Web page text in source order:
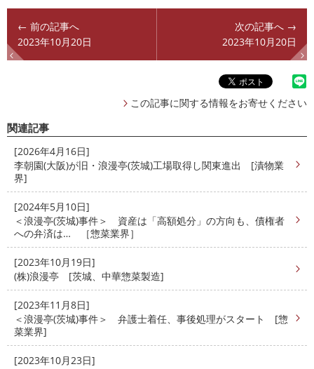
← 前の記事へ
2023年10月20日
次の記事へ →
2023年10月20日
この記事に関する情報をお寄せください
関連記事
[2026年4月16日]
李朝園(大阪)が旧・浪漫亭(茨城)工場取得し関東進出 [漬物業
界]
[2024年5月10日]
＜浪漫亭(茨城)事件＞ 資産は「高額処分」の方向も、債権者
への弁済は… ［惣菜業界］
[2023年10月19日]
(株)浪漫亭 [茨城、中華惣菜製造]
[2023年11月8日]
＜浪漫亭(茨城)事件＞ 弁護士着任、事後処理がスタート [惣
菜業界]
[2023年10月23日]